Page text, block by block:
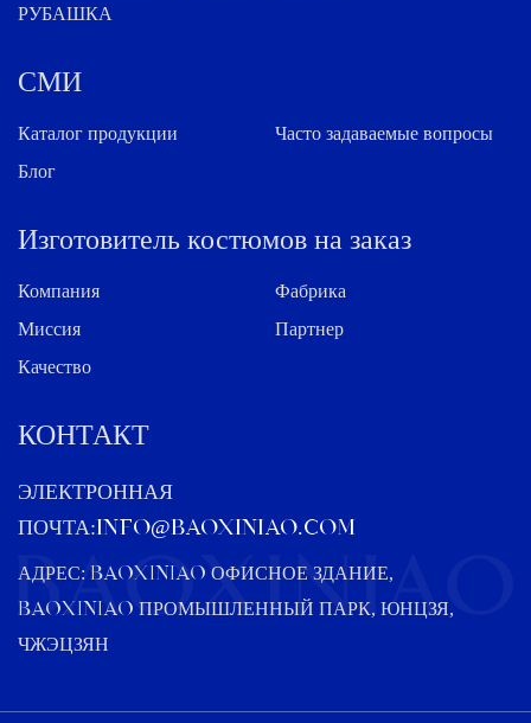
РУБАШКА
СМИ
Каталог продукции
Часто задаваемые вопросы
Блог
Изготовитель костюмов на заказ
Компания
Фабрика
Миссия
Партнер
Качество
КОНТАКТ
ЭЛЕКТРОННАЯ
ПОЧТА:info@baoxiniao.com
АДРЕС: BAOXINIAO ОФИСНОЕ ЗДАНИЕ,
BAOXINIAO ПРОМЫШЛЕННЫЙ ПАРК, ЮНЦЗЯ,
ЧЖЭЦЗЯН